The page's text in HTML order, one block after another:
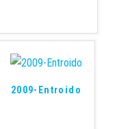
2009-Entroido